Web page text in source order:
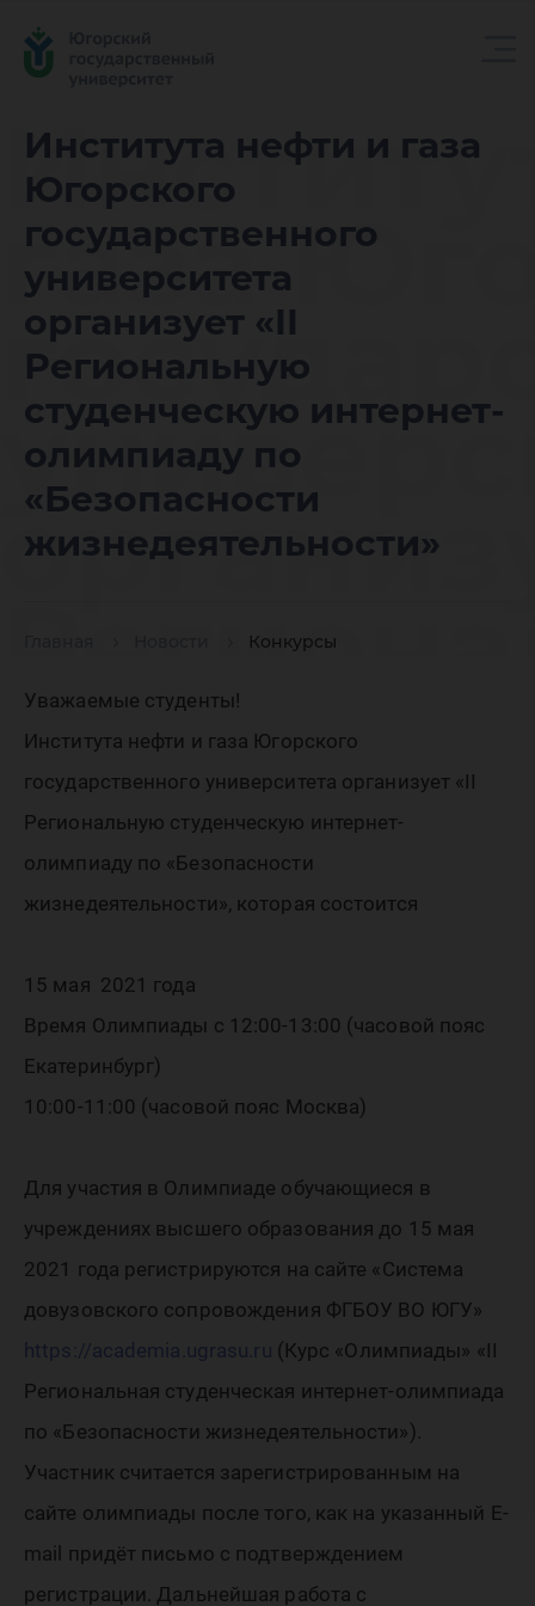
Института нефти и газа
Югорского
государственного
университета
организует «II
Региональную
студенческую интернет-
олимпиаду по
«Безопасности
жизнедеятельности»
Конкурсы
газа
по
Уважаемые студенты!
Института нефти и газа Югорского
государственного университета организует «II
Региональную студенческую интернет-
олимпиаду по «Безопасности
жизнедеятельности», которая состоится
15 мая 2021 года
Время Олимпиады с 12:00-13:00 (часовой пояс
Екатеринбург)
10:00-11:00 (часовой пояс Москва)
Для участия в Олимпиаде обучающиеся в
учреждениях высшего образования до 15 мая
2021 года регистрируются на сайте «Система
довузовского сопровождения ФГБОУ ВО ЮГУ»
https://academia.ugrasu.ru (Курс «Олимпиады» «II
Региональная студенческая интернет-олимпиада
по «Безопасности жизнедеятельности»).
Участник считается зарегистрированным на
сайте олимпиады после того, как на указанный E-
mail придёт письмо с подтверждением
регистрации. Дальнейшая работа с